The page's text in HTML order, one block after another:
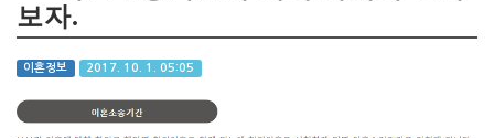
보자.
이혼정보 2017. 10. 1. 05:05